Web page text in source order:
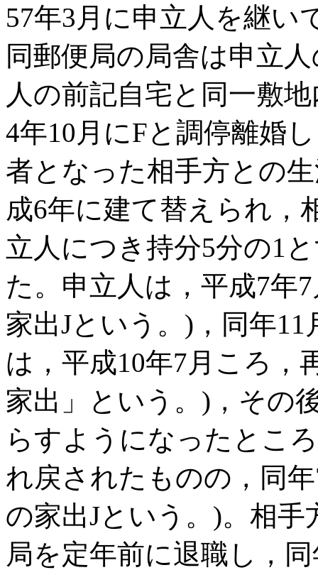
57年3月に申立人を継い
同郵便局の局舎は申立
人の前記自宅と同一敷
4年10月にFと調停離婚
者となった相手方との
成6年に建て替えられ，
立人につき持分5分の1
た。申立人は，平成7年
家出Jという。)，同年
は，平成10年7月ころ，
家出」という。)，その
らすようになったとこ
れ戻されたものの，同
の家出Jという。)。相手
局を定年前に退職し，